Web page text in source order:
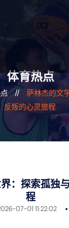
体育热点
点 //
萨林杰的文
反叛的心灵旅程
：探索孤独
程
07-01 11:22:02